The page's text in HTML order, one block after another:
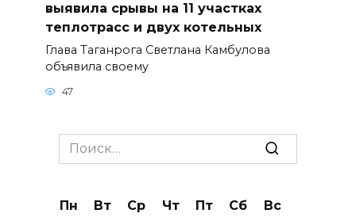
выявила срывы на 11 участках
теплотрасс и двух котельных
Глава Таганрога Светлана Камбулова
объявила своему
47
Search
for:
Пн Вт Ср Чт Пт Сб
Вс